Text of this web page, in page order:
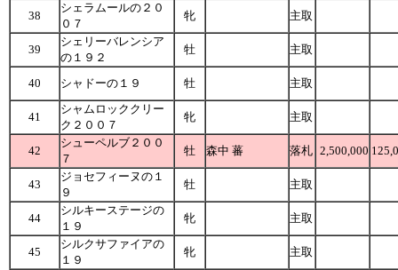
38
シェラムールの２０
０７
牝 主取
39
シェリーバレンシア
の１９２
牡 主取
40 シャドーの１９ 牡 主取
41
シャムロッククリー
ク２００７
牝 主取
42
シューペルブ２００
７
牡 森中 蕃 落札 2,500,000
43
ジョセフィーヌの１
９
牡 主取
44
シルキーステージの
１９
牝 主取
45
シルクサファイアの
１９
牝 主取